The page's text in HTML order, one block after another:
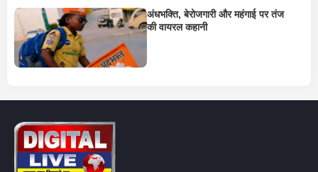
अंधभक्ति, बेरोजगारी और महंगाई पर तंज
की वायरल कहानी